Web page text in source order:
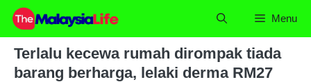
Skip
content
Menu
Terlalu kecewa rumah dirompak tiada
barang berharga, lelaki derma RM27